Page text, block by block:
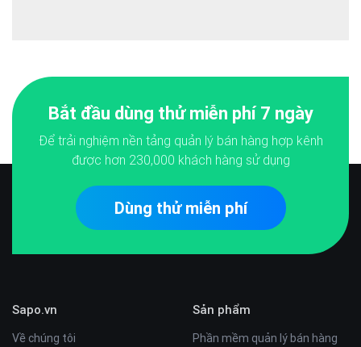
Bắt đầu dùng thử miễn phí 7 ngày
Để trải nghiệm nền tảng quản lý bán hàng hợp kênh
được hơn 230,000 khách hàng sử dụng
Dùng thử miễn phí
Sapo.vn
Về chúng tôi
Sản phẩm
Phần mềm quản lý bán hàng